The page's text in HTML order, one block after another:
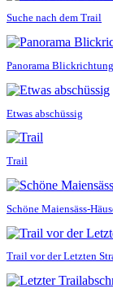
Suche nach dem Trail
Panorama
Etwas abschüssig
Trail
Schöne Maiensäss-
Trail vor der Letzten